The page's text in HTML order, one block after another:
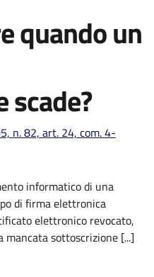
quando un
n. 82, art. 24, com. 4-
informatico di una
di firma elettronica
elettronico revocato,
mancata sottoscrizione [...]